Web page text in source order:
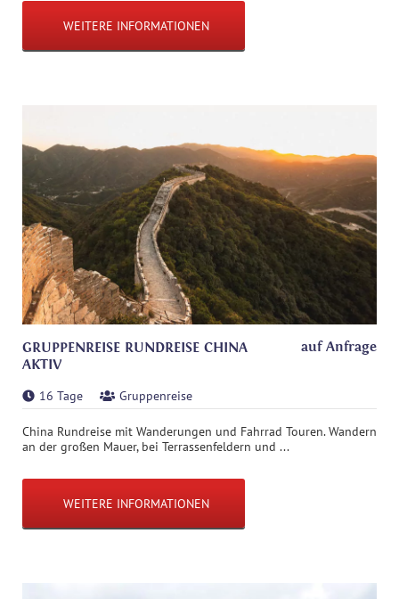
WEITERE INFORMATIONEN
GRUPPENREISE RUNDREISE CHINA
AKTIV
auf Anfrage
16 Tage Gruppenreise
China Rundreise mit Wanderungen und Fahrrad Touren. Wandern
an der großen Mauer, bei Terrassenfeldern und ...
WEITERE INFORMATIONEN